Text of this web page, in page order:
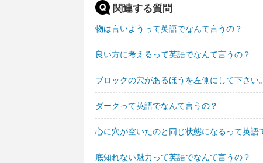
関連する質問
物は言いようって英語でなんて言うの？
良い方に考えるって英語でなんて言うの？
ブロックの穴があるほうを左側にして下さい
ダークって英語でなんて言うの？
心に穴が空いたのと同じ状態になるって英語
底知れない魅力って英語でなんて言うの？